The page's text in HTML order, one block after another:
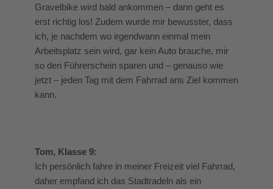
Gravelbike wird bald ankommen – dann geht es
erst richtig los! Zudem wurde mir bewusster, dass
ich, je nachdem wo irgendwann einmal mein
Arbeitsplatz sein wird, gar kein Auto brauche, mir
so den Führerschein sparen und – genauso wie
jetzt – jeden Tag mit dem Fahrrad ans Ziel kommen
kann.
Tom, Klasse 9:
Ich persönlich fahre in meiner Freizeit viel Fahrrad,
daher empfand ich das Stadtradeln als ein